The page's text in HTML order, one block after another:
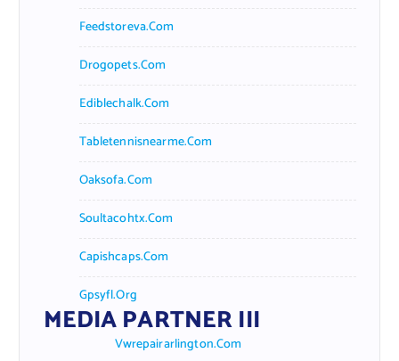
Feedstoreva.com
Drogopets.com
Ediblechalk.com
Tabletennisnearme.com
Oaksofa.com
Soultacohtx.com
Capishcaps.com
Gpsyfl.org
MEDIA PARTNER III
Vwrepairarlington.com